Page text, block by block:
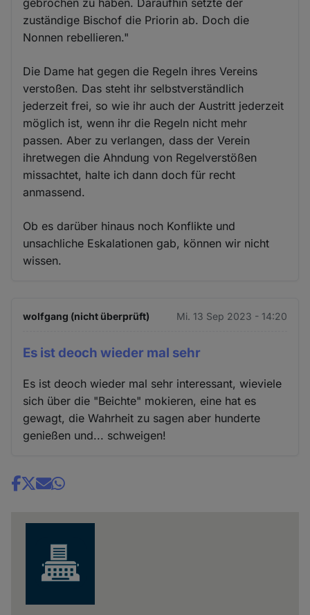
zuständige Bischof die Priorin ab. Doch die
Nonnen rebellieren."
Die Dame hat gegen die Regeln ihres Vereins
verstoßen. Das steht ihr selbstverständlich
jederzeit frei, so wie ihr auch der Austritt jederzeit
möglich ist, wenn ihr die Regeln nicht mehr
passen. Aber zu verlangen, dass der Verein
ihretwegen die Ahndung von Regelverstößen
missachtet, halte ich dann doch für recht
anmassend.
Ob es darüber hinaus noch Konflikte und
unsachliche Eskalationen gab, können wir nicht
wissen.
wolfgang (nicht überprüft) Mi. 13 Sep 2023 - 14:20
Es ist deoch wieder mal sehr
Es ist deoch wieder mal sehr interessant, wieviele
sich über die "Beichte" mokieren, eine hat es
gewagt, die Wahrheit zu sagen aber hunderte
genießen und... schweigen!
Share